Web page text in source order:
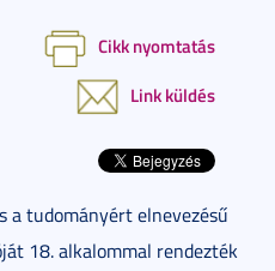
Cikk nyomtatás
Link küldés
a tudományért elnevezésű
18. alkalommal rendezték